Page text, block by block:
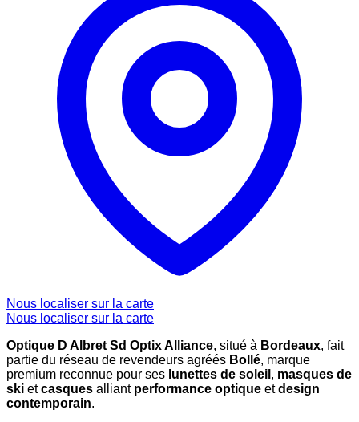
Nous localiser sur la carte
Nous localiser sur la carte
Optique D Albret Sd Optix Alliance, situé à Bordeaux, fait
partie du réseau de revendeurs agréés Bollé, marque
premium reconnue pour ses lunettes de soleil , masques de
ski etcasques alliant performance optique etdesign
contemporain.